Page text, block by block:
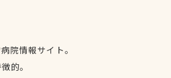
院情報サイト。
的。